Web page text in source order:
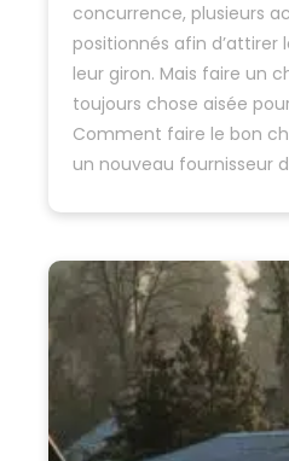
concurrence, plusieurs
positionnés afin d’attirer
leur giron. Mais faire un
toujours chose aisée
Comment faire le bon
un nouveau fournisseur